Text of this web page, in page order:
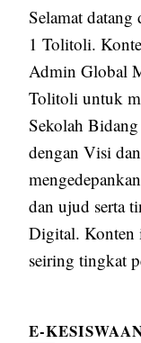
Selamat
1 Tolitoli.
Admin Global
Tolitoli untuk
Sekolah Bidang
dengan Visi
dan ujud serta
Digital. Konten
seiring tingkat
E-